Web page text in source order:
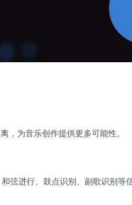
为音乐创作提供更多可能性。
弦进行、鼓点识别、副歌识别等